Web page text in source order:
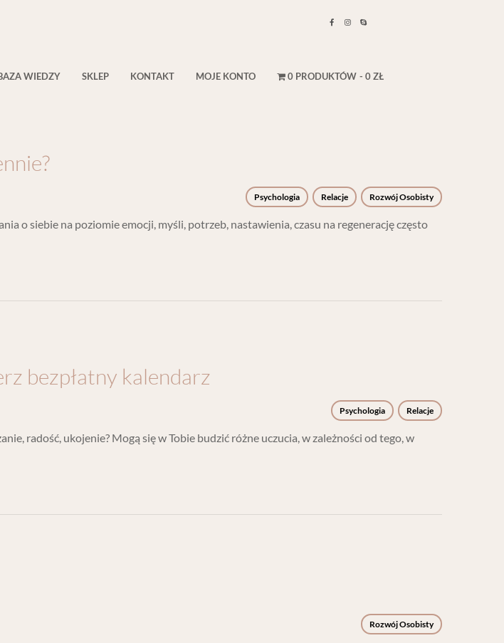
WIEDZY SKLEP KONTAKT MOJE KONTO 0 PRODUKTÓW 0 ZŁ
Psychologia Relacje Rozwój Osobisty
o siebie na poziomie emocji, myśli, potrzeb, nastawienia, czasu na regenerację często
bezpłatny kalendarz
Psychologia Relacje
radość, ukojenie? Mogą się w Tobie budzić różne uczucia, w zależności od tego, w
Rozwój Osobisty